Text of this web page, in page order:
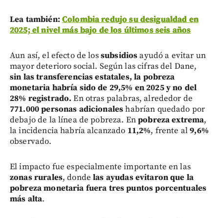
Lea también: Colombia redujo su desigualdad en
2025; el nivel más bajo de los últimos seis años
Aun así, el efecto de lossubsidiosayudó a evitar un
mayor deterioro social. Según las cifras del Dane,
sin las transferencias estatales, la pobreza
monetaria habría sido de 29,5% en 2025 y no del
28% registrado.En otras palabras, alrededor de
771.000 personas adicionaleshabrían quedado por
debajo de la línea de pobreza. Enpobreza extrema,
la incidencia habría alcanzado 11,2%, frente al9,6%
observado.
El impacto fue especialmente importante en las
zonas rurales, dondelas ayudas evitaron que la
pobreza monetaria fuera tres puntos porcentuales
más alta.